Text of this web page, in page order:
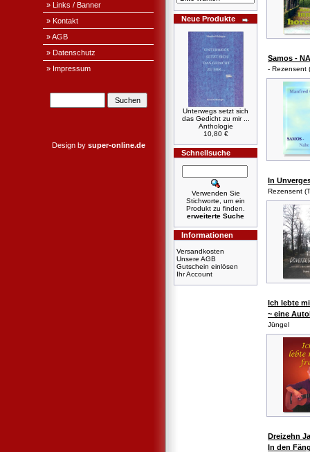
» Links / Banner
» Kontakt
» AGB
» Datenschutz
» Impressum
Design by super-online.de
Neue Produkte
Unterwegs setzt sich
das Gedicht zu mir ...
Anthologie
10,80 €
Schnellsuche
Verwenden Sie
Stichworte, um ein
Produkt zu finden.
erweiterte Suche
Informationen
Versandkosten
Unsere AGB
Gutschein einlösen
Ihr Account
Samos -
- Rezensent
In
Rezensent
Ich lebte
~ eine
Jüngel
Dreizehn
In den